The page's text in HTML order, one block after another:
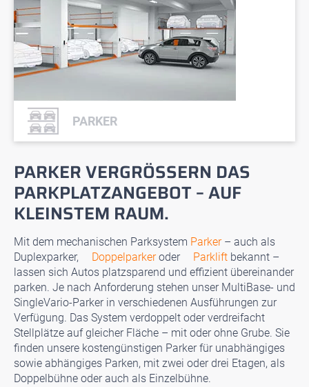
PARKER
PARKER VERGRÖSSERN DAS P
ARKPLATZANGEBOT – AUF K
LEINSTEM RAUM.
Mit dem mechanischen Parksystem Parker– auch als
Duplexparker,
Doppelparkeroder Parklift bekannt –
lassen sich Autos platzsparend und effizient übereinander
parken. Je nach Anforderung stehen unser MultiBase- und
SingleVario-Parker in verschiedenen Ausführungen zur
Verfügung. Das System verdoppelt oder verdreifacht
Stellplätze auf gleicher Fläche – mit oder ohne Grube. Sie
finden unsere kostengünstigen Parker für unabhängiges
sowie abhängiges Parken, mit zwei oder drei Etagen, als
Doppelbühne oder auch als Einzelbühne.